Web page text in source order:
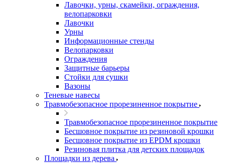
Лавочки, урны, скамейки, ограждения,
велопарковки
Лавочки
Урны
Информационные стенды
Велопарковки
Ограждения
Защитные барьеры
Стойки для сушки
Вазоны
Теневые навесы
Травмобезопасное прорезиненное покрытие
Травмобезопасное прорезиненное покрытие
Бесшовное покрытие из резиновой крошки
Бесшовное покрытие из EPDM крошки
Резиновая плитка для детских площадок
Площадки из дерева